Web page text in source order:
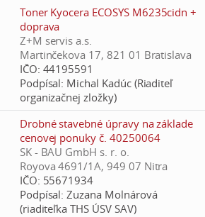
Toner Kyocera ECOSYS M6235cidn +
doprava
Z+M servis a.s.
Martinčekova 17, 821 01 Bratislava
IČO: 44195591
Podpísal: Michal Kadúc (Riaditeľ
organizačnej zložky)
Drobné stavebné úpravy na základe
cenovej ponuky č. 40250064
SK - BAU GmbH s. r. o.
Royova 4691/1A, 949 07 Nitra
IČO: 55671934
Podpísal: Zuzana Molnárová
(riaditeľka THS ÚSV SAV)